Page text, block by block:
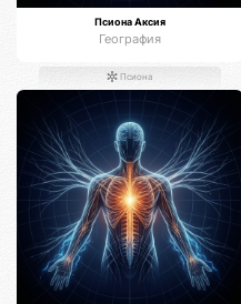
Псиона Аксия
География
Псиона